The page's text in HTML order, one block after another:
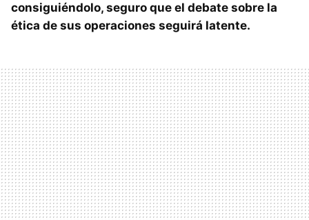
consiguiéndolo, seguro que el debate sobre la
ética de sus operaciones seguirá latente.